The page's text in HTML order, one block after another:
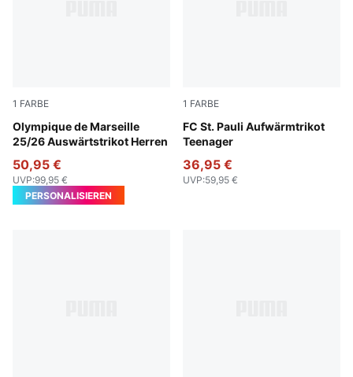
1 FARBE
Olympique de Marseille
25/26 Auswärtstrikot Herren
New Navy-Luminous Blue
50,95 €
UVP:99,95 €
PERSONALISIEREN
1 FARBE
FC St. Pauli Aufwärmtrikot
Teenager
Espresso Brown-PUMA
36,95 €
UVP:59,95 €